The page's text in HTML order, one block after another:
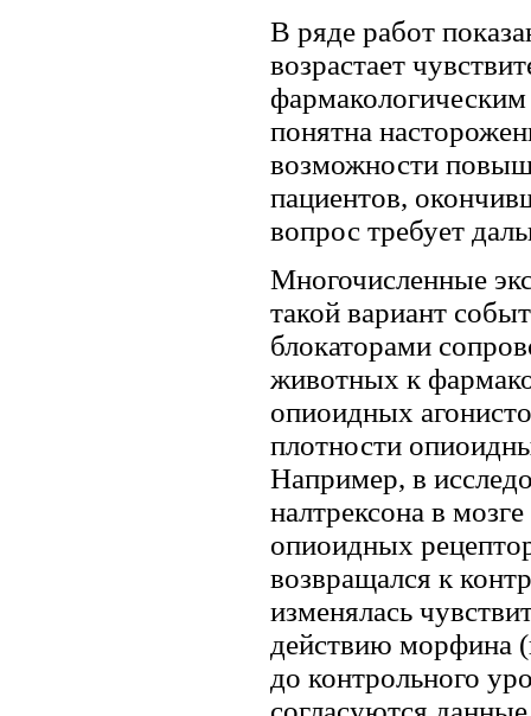
В ряде работ
возрастает
понятна
возможности
пациентов,
вопрос требует
Многочисленные
такой вариант
блокаторами
животных к
опиоидных
плотности
Например, в
налтрексона в
опиоидных
возвращался к
изменялась
действию морфина
до контрольного